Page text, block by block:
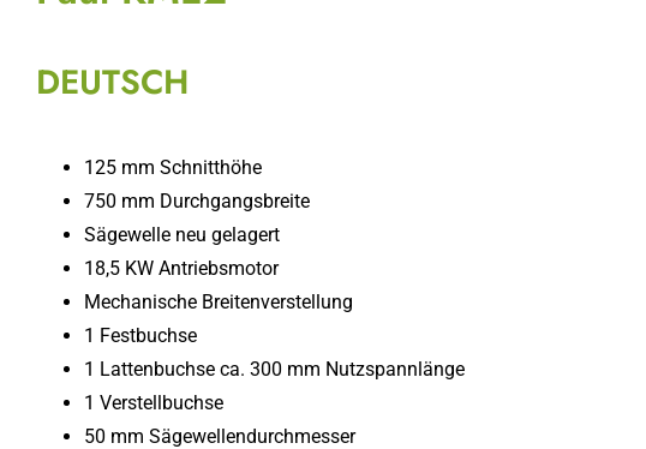
DEUTSCH
125 mm Schnitthöhe
750 mm Durchgangsbreite
Sägewelle neu gelagert
18,5 KW Antriebsmotor
Mechanische Breitenverstellung
1 Festbuchse
1 Lattenbuchse ca. 300 mm Nutzspannlänge
1 Verstellbuchse
50 mm Sägewellendurchmesser